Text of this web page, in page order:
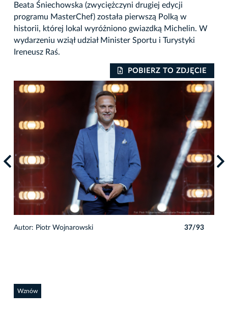
Beata Śniechowska (zwyciężczyni drugiej edycji
programu MasterChef) została pierwszą Polką w
historii, której lokal wyróżniono gwiazdką Michelin. W
wydarzeniu wziął udział Minister Sportu i Turystyki
Ireneusz Raś.
POBIERZ TO ZDJĘCIE
Autor: Piotr Wojnarowski 37/93
Wznów